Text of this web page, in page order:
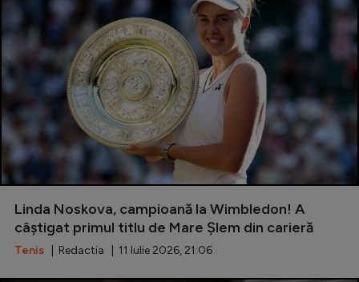
Linda Noskova, campioană la Wimbledon! A
câștigat primul titlu de Mare Şlem din carieră
Tenis | Redactia | 11 Iulie 2026, 21:06